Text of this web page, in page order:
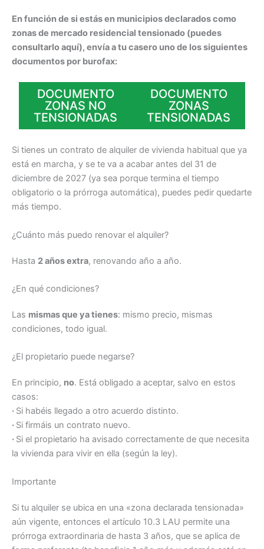
En función de si estás en municipios declarados como
zonas de mercado residencial tensionado (puedes
consultarlo aquí), envía a tu casero uno de los siguientes
documentos por burofax:
DOCUMENTO
ZONAS NO
TENSIONADAS
DOCUMENTO
ZONAS
TENSIONADAS
Si tienes un contrato de alquiler de vivienda habitual que ya
está en marcha, y se te va a acabar antes del 31 de
diciembre de 2027 (ya sea porque termina el tiempo
obligatorio o la prórroga automática), puedes pedir quedarte
más tiempo.
¿Cuánto más puedo renovar el alquiler?
Hasta 2 años extra, renovando año a año.
¿En qué condiciones?
Las mismas que ya tienes: mismo precio, mismas
condiciones, todo igual.
¿El propietario puede negarse?
En principio, no. Está obligado a aceptar, salvo en estos
casos:
· Si habéis llegado a otro acuerdo distinto.
· Si firmáis un contrato nuevo.
· Si el propietario ha avisado correctamente de que necesita
la vivienda para vivir en ella (según la ley).
Importante
Si tu alquiler se ubica en una «zona declarada tensionada»
aún vigente, entonces el artículo 10.3 LAU permite una
prórroga extraordinaria de hasta 3 años, que se aplica de